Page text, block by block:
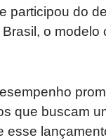
participou do
o modelo
que buscam
esse